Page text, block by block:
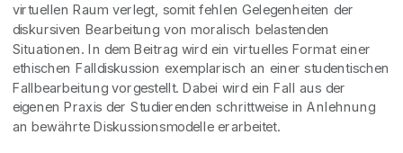
virtuellen Raum verlegt, somit fehlen Gelegenheiten der
diskursiven Bearbeitung von moralisch belastenden
Situationen. In dem Beitrag wird ein virtuelles Format einer
ethischen Falldiskussion exemplarisch an einer studentischen
Fallbearbeitung vorgestellt. Dabei wird ein Fall aus der
eigenen Praxis der Studierenden schrittweise in Anlehnung
an bewährte Diskussionsmodelle erarbeitet.